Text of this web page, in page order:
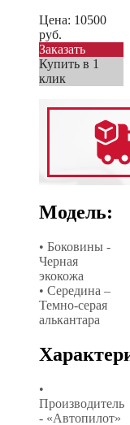
Цена: 10500
руб.
Заказать
Купить в 1
клик
Модель:
• Боковины -
Черная
экокожа
• Середина –
Темно-серая
алькантара
•
Производитель
- «Автопилот»